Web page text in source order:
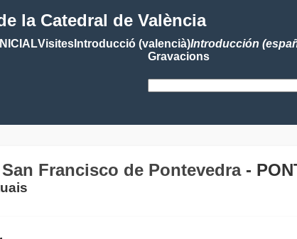
la Catedral de València
INICIALVisitesIntroducció (valencià)Introducción
Gravacions
Francisco de Pontevedra-